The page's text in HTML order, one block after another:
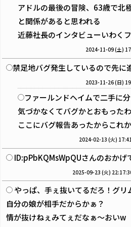
アドルの最後の冒険、63歳で北
と関係があると思われる
近藤社長のインタビューいわく
2024-11-09 (土)
禁足地バグ発生しているので先に
2023-11-26 (日)
ファールンドヘイムで二手に
気づかなくてバグかとおもった
ここにバグ報告あったからこれ
2024-02-13 (火)
ID:pPbKQMsWpQUさんのおかげ
2025-09-23 (火)
やっぱ、手ぇ抜いてるだろ！グリ
自分の娘が相手だからかぁ？
情が抜けねぇみてぇだなぁ～おいw